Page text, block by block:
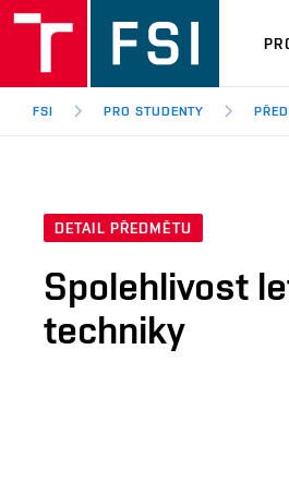
FSI PRO STUDENTY
DETAIL PŘEDMĚTU
Spolehlivost
techniky